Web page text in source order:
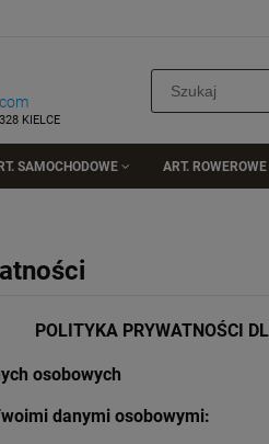
KIELCE
SAMOCHODOWE ART. ROWEROWE
POLITYKA PRYWATNOŚCI
osobowych
danymi osobowymi: